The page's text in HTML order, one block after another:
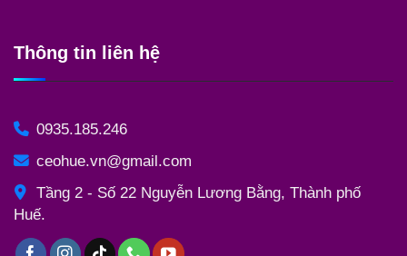
Thông tin liên hệ
0935.185.246
ceohue.vn@gmail.com
Tầng 2 - Số 22 Nguyễn Lương Bằng, Thành phố
Huế.